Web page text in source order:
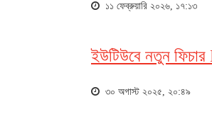
১১ ফেব্রুয়ারি ২০২৬, ১৭:১৩
ইউটিউবে নতুন
৩০ অগাস্ট ২০২৫, ২০:৪৯